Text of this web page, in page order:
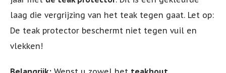
laag die vergrijzing van het teak tegen gaat. Let op:
De teak protector beschermt niet tegen vuil en
vlekken!